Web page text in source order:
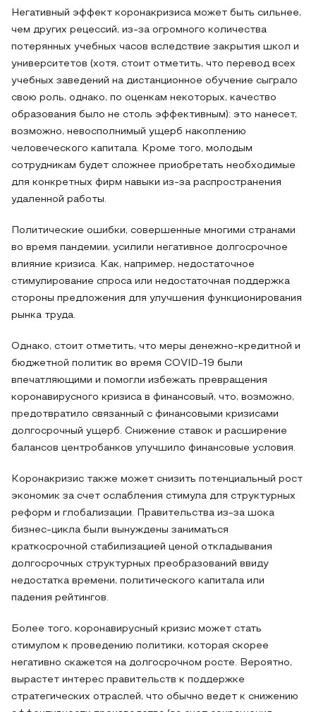
Негативный эффект коронакризиса может быть сильнее,
чем других рецессий, из-за огромного количества
потерянных учебных часов вследствие закрытия школ и
университетов (хотя, стоит отметить, что перевод всех
учебных заведений на дистанционное обучение сыграло
свою роль, однако, по оценкам некоторых, качество
образования было не столь эффективным): это нанесет,
возможно, невосполнимый ущерб накоплению
человеческого капитала. Кроме того, молодым
сотрудникам будет сложнее приобретать необходимые
для конкретных фирм навыки из-за распространения
удаленной работы.
Политические ошибки, совершенные многими странами
во время пандемии, усилили негативное долгосрочное
влияние кризиса. Как, например, недостаточное
стимулирование спроса или недостаточная поддержка
стороны предложения для улучшения функционирования
рынка труда.
Однако, стоит отметить, что меры денежно-кредитной и
бюджетной политик во время COVID-19 были
впечатляющими и помогли избежать превращения
коронавирусного кризиса в финансовый, что, возможно,
предотвратило связанный с финансовыми кризисами
долгосрочный ущерб. Снижение ставок и расширение
балансов центробанков улучшило финансовые условия.
Коронакризис также может снизить потенциальный рост
экономик за счет ослабления стимула для структурных
реформ и глобализации. Правительства из-за шока
бизнес-цикла были вынуждены заниматься
краткосрочной стабилизацией ценой откладывания
долгосрочных структурных преобразований ввиду
недостатка времени, политического капитала или
падения рейтингов.
Более того, коронавирусный кризис может стать
стимулом к проведению политики, которая скорее
негативно скажется на долгосрочном росте. Вероятно,
вырастет интерес правительств к поддержке
стратегических отраслей, что обычно ведет к снижению